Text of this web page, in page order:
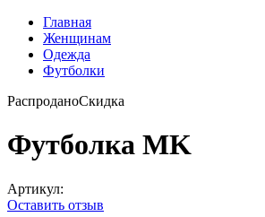
Главная
Женщинам
Одежда
Футболки
РаспроданоСкидка
Футболка MK
Артикул:
Оставить отзыв